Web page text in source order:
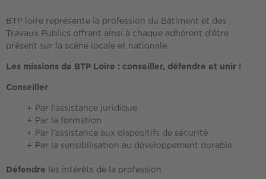
BTP loire représente la profession du Bâtiment et des
Travaux Publics offrant ainsi à chaque adhérent d'être
présent sur la scène locale et nationale.
Les missions de BTP Loire : conseiller, défendre et unir !
Conseiller
Par l'assistance juridique
Par la formation
Par l'assistance aux dispositifs de sécurité
Par la sensibilisation au développement durable
Défendre les intérêts de la profession